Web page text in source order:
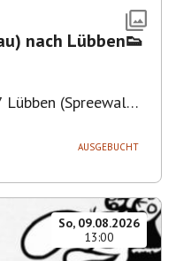
nach Lübben👟
(Spreewald),
AUSGEBUCHT
So, 09.08.2026
13:00